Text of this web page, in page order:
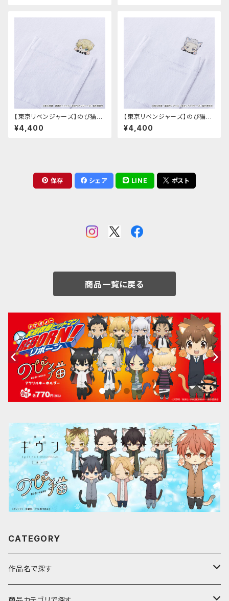
【東京リベンジャーズ】のび猫T
シャツ（松野 千冬）
¥4,400
【東京リベンジャーズ】のび猫T
シャツ（三ツ谷 隆）
¥4,400
保存 シェア LINE ポスト
商品一覧に戻る
CATEGORY
作品名で探す